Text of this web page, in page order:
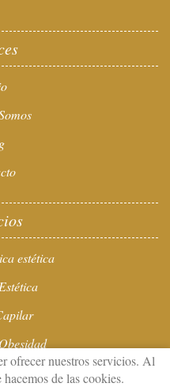
ofrecer nuestros servicios. Al
de las cookies.
estética